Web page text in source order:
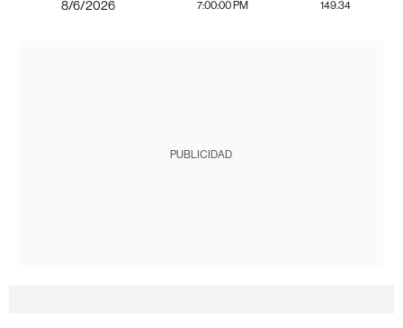
8/6/2026 7:00:00 PM 149.34
PUBLICIDAD